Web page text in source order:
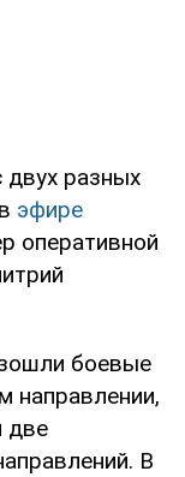
двух разных
эфире
оперативной
боевые
направлении,
две
В